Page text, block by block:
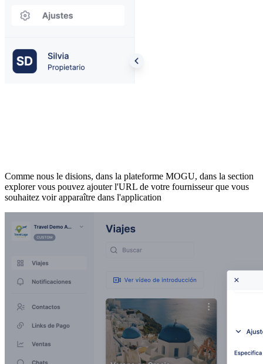
Comme nous le disions, dans la plateforme MOGU, dans la section
explorer vous pouvez ajouter l'URL de votre fournisseur que vous
souhaitez voir apparaître dans l'application